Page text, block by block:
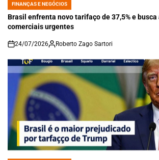
POSTED
IN
FINANÇAS E NEGÓCIOS
Brasil enfrenta novo tarifaço de 37,5% e
comerciais urgentes
on
24/07/2026 Roberto Zago Sartori